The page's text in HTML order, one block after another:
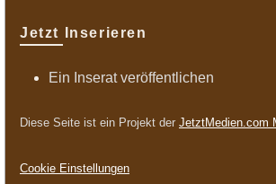
Jetzt Inserieren
Ein Inserat veröffentlichen
Diese Seite ist ein Projekt der JetztMedien.com
Cookie Einstellungen